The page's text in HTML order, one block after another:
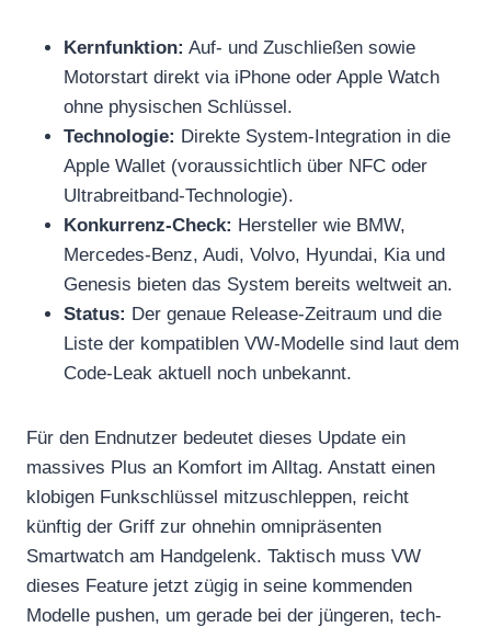
Kernfunktion: Auf- und Zuschließen sowie
Motorstart direkt via iPhone oder Apple Watch
ohne physischen Schlüssel.
Technologie: Direkte System-Integration in die
Apple Wallet (voraussichtlich über NFC oder
Ultrabreitband-Technologie).
Konkurrenz-Check: Hersteller wie BMW,
Mercedes-Benz, Audi, Volvo, Hyundai, Kia und
Genesis bieten das System bereits weltweit an.
Status: Der genaue Release-Zeitraum und die
Liste der kompatiblen VW-Modelle sind laut dem
Code-Leak aktuell noch unbekannt.
Für den Endnutzer bedeutet dieses Update ein
massives Plus an Komfort im Alltag. Anstatt einen
klobigen Funkschlüssel mitzuschleppen, reicht
künftig der Griff zur ohnehin omnipräsenten
Smartwatch am Handgelenk. Taktisch muss VW
dieses Feature jetzt zügig in seine kommenden
Modelle pushen, um gerade bei der jüngeren, tech-